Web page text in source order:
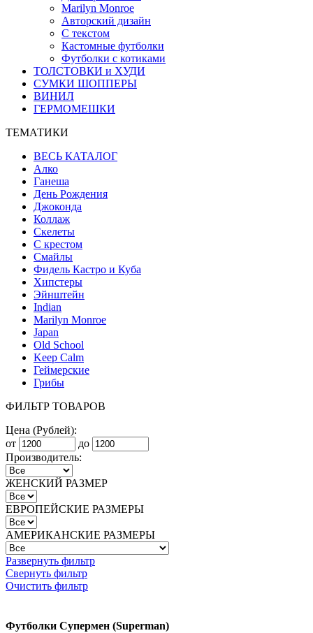
Marilyn Monroe
Авторский дизайн
С текстом
Кастомные футболки
Футболки с котиками
ТОЛСТОВКИ и ХУДИ
СУМКИ ШОППЕРЫ
ВИНИЛ
ГЕРМОМЕШКИ
ТЕМАТИКИ
ВЕСЬ КАТАЛОГ
Алко
Ганеша
День Рождения
Джоконда
Коллаж
Скелеты
С крестом
Смайлы
Фидель Кастро и Куба
Хипстеры
Эйнштейн
Indian
Marilyn Monroe
Japan
Old School
Keep Calm
Геймерские
Грибы
ФИЛЬТР ТОВАРОВ
Цена (Рублей):
от
до
Производитель:
ЖЕНСКИЙ РАЗМЕР
ЕВРОПЕЙСКИЕ РАЗМЕРЫ
АМЕРИКАНСКИЕ РАЗМЕРЫ
Развернуть фильтр
Свернуть фильтр
Очистить фильтр
Футболки Супермен (Superman)